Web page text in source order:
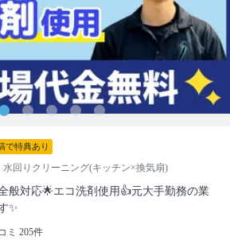
で特典あり
水回りクリーニング(キッチン×換気扇)
般対応🌟エコ洗剤使用👍元大手勤務の業
✨
ミ 205件